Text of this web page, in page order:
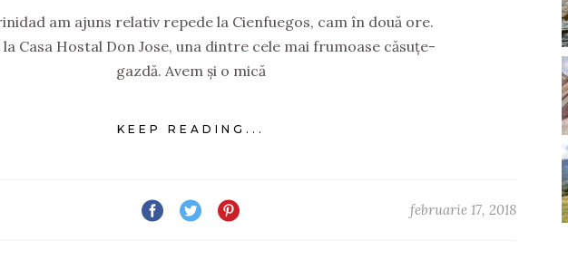
am ajuns relativ repede la Cienfuegos, cam în două ore.
Casa Hostal Don Jose, una dintre cele mai frumoase căsuțe-
gazdă. Avem și o mică
KEEP READING...
februarie 17, 2018